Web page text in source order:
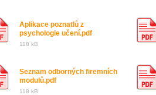
Aplikace poznatlů z
psychologie učení.pdf
118 kB
Seznam odborných firemních
modulů.pdf
118 kB